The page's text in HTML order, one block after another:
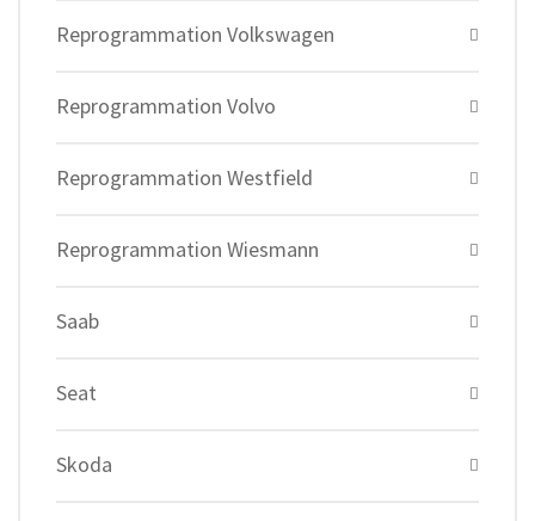
Reprogrammation Volkswagen
Reprogrammation Volvo
Reprogrammation Westfield
Reprogrammation Wiesmann
Saab
Seat
Skoda